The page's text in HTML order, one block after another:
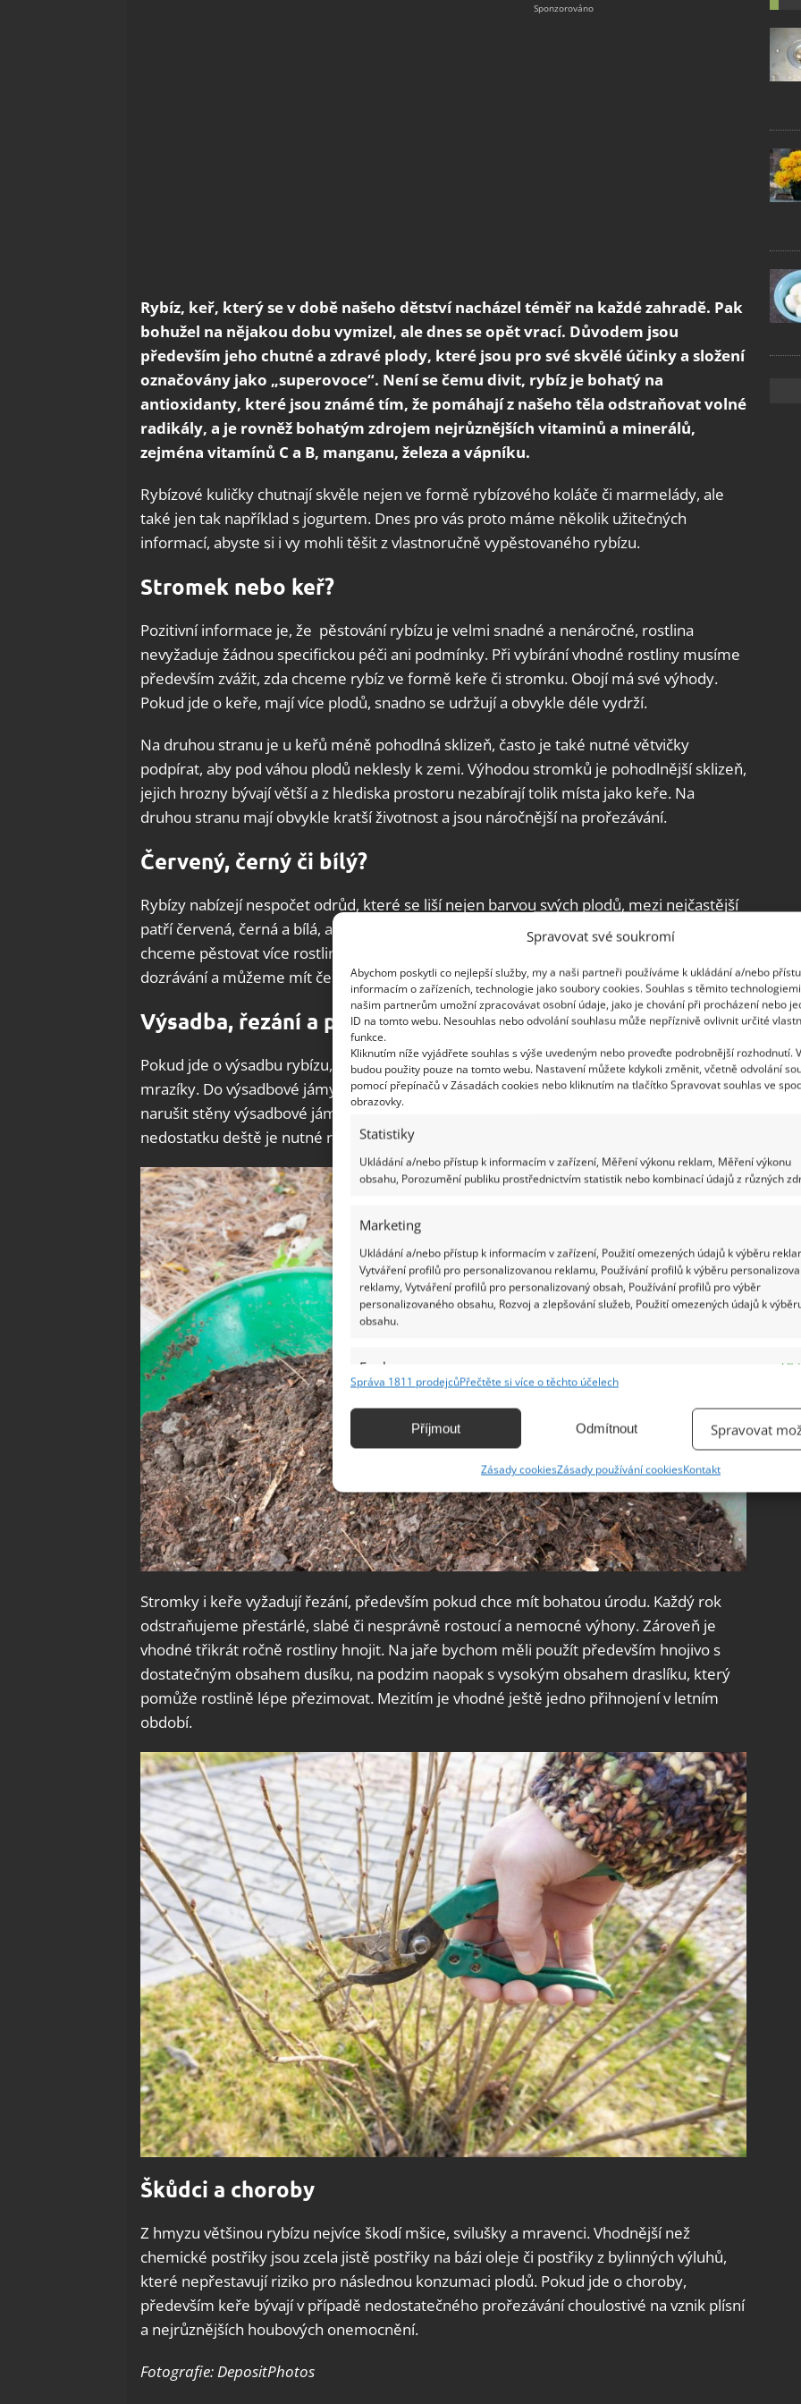
Spravovat své soukromí
Abychom poskytli co nejlepší služby, my a naši partneři používáme k ukládání a/nebo
informacím o zařízeních, technologie jako soubory cookies. Souhlas s těmito
našim partnerům umožní zpracovávat osobní údaje, jako je chování při procházení nebo
ID na tomto webu. Nesouhlas nebo odvolání souhlasu může nepříznivě ovlivnit určité
funkce.
Kliknutím níže vyjádřete souhlas s výše uvedeným nebo proveďte podrobnější rozhodnutí.
budou použity pouze na tomto webu. Nastavení můžete kdykoli změnit, včetně odvolání
pomocí přepínačů v Zásadách cookies nebo kliknutím na tlačítko Spravovat souhlas ve
obrazovky.
Statistiky
Ukládání a/nebo přístup k informacím v zařízení, Měření výkonu reklam, Měření výkonu
obsahu, Porozumění publiku prostřednictvím statistik nebo kombinací údajů z různých
Marketing
Ukládání a/nebo přístup k informacím v zařízení, Použití omezených údajů k výběru
Vytváření profilů pro personalizovanou reklamu, Používání profilů k výběru
reklamy, Vytváření profilů pro personalizovaný obsah, Používání profilů pro výběr
personalizovaného obsahu, Rozvoj a zlepšování služeb, Použití omezených údajů k
obsahu.
Funkce
Identifikace zařízení na základě automaticky přenášených informací.
základě aktivně vyžádaných informací.
Zajištění bezpečnosti, předcházení a zjišťování podvodů a
odstraňování chyb, Poskytování a zobrazování reklamy a obsahu,
Ukládání a sdělování voleb ochrany osobních údajů.
Správa 1811 prodejcůPřečtěte si více o těchto účelech
Příjmout Odmítnout Spravovat
Zásady cookiesZásady používání cookiesKontakt
Rybíz, keř, který se v době našeho dětství nacházel téměř na každé zahradě. Pak
bohužel na nějakou dobu vymizel, ale dnes se opět vrací. Důvodem jsou
především jeho chutné a zdravé plody, které jsou pro své skvělé účinky a složení
označovány jako „superovoce“. Není se čemu divit, rybíz je bohatý na
antioxidanty, které jsou známé tím, že pomáhají z našeho těla odstraňovat volné
radikály, a je rovněž bohatým zdrojem nejrůznějších vitaminů a minerálů,
zejména vitamínů C a B, manganu, železa a vápníku.
Rybízové kuličky chutnají skvěle nejen ve formě rybízového koláče či marmelády, ale
také jen tak například s jogurtem. Dnes pro vás proto máme několik užitečných
informací, abyste si i vy mohli těšit z vlastnoručně vypěstovaného rybízu.
Stromek nebo keř?
Pozitivní informace je, že pěstování rybízu je velmi snadné a nenáročné, rostlina
nevyžaduje žádnou specifickou péči ani podmínky. Při vybírání vhodné rostliny musíme
především zvážit, zda chceme rybíz ve formě keře či stromku. Obojí má své výhody.
Pokud jde o keře, mají více plodů, snadno se udržují a obvykle déle vydrží.
Na druhou stranu je u keřů méně pohodlná sklizeň, často je také nutné větvičky
podpírat, aby pod váhou plodů neklesly k zemi. Výhodou stromků je pohodlnější sklizeň,
jejich hrozny bývají větší a z hlediska prostoru nezabírají tolik místa jako keře. Na
druhou stranu mají obvykle kratší životnost a jsou náročnější na prořezávání.
Červený, černý či bílý?
Rybízy nabízejí nespočet odrůd, které se liší nejen barvou svých plodů, mezi nejčastější
patří červená, černá a bílá, ale také tím, kdy plodí, existují odrůdy rané i pozdní. Pokud
chceme pěstovat více rostlin, vyplatí se namíchat různé odrůdy podle doby jejich
dozrávání a můžeme mít čerstvý rybíz po celé léto.
Výsadba, řezání a péče
Pokud jde o výsadbu rybízu, nejvhodnější dobou je podzim, před tím, než přijdou první
mrazíky. Do výsadbové jámy se doporučuje vložit kompost a následně také rýčem
narušit stěny výsadbové jámy, aby kořeny mohly snadněji prorůstat do okolí. V případě
nedostatku deště je nutné rostlinu občas zalít.
Stromky i keře vyžadují řezání, především pokud chce mít bohatou úrodu. Každý rok
odstraňujeme přestárlé, slabé či nesprávně rostoucí a nemocné výhony. Zároveň je
vhodné třikrát ročně rostliny hnojit. Na jaře bychom měli použít především hnojivo s
dostatečným obsahem dusíku, na podzim naopak s vysokým obsahem draslíku, který
pomůže rostlině lépe přezimovat. Mezitím je vhodné ještě jedno přihnojení v letním
období.
Škůdci a choroby
Z hmyzu většinou rybízu nejvíce škodí mšice, svilušky a mravenci. Vhodnější než
chemické postřiky jsou zcela jistě postřiky na bázi oleje či postřiky z bylinných výluhů,
které nepřestavují riziko pro následnou konzumaci plodů. Pokud jde o choroby,
především keře bývají v případě nedostatečného prořezávání choulostivé na vznik plísní
a nejrůznějších houbových onemocnění.
Fotografie: DepositPhotos